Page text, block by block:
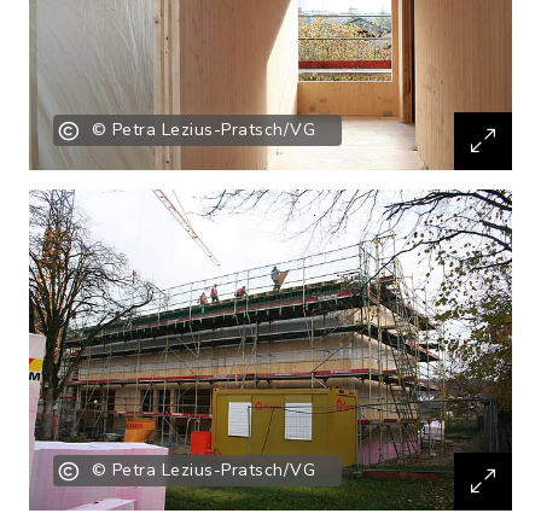
© Petra Lezius-Pratsch/VG
© Petra Lezius-Pratsch/VG